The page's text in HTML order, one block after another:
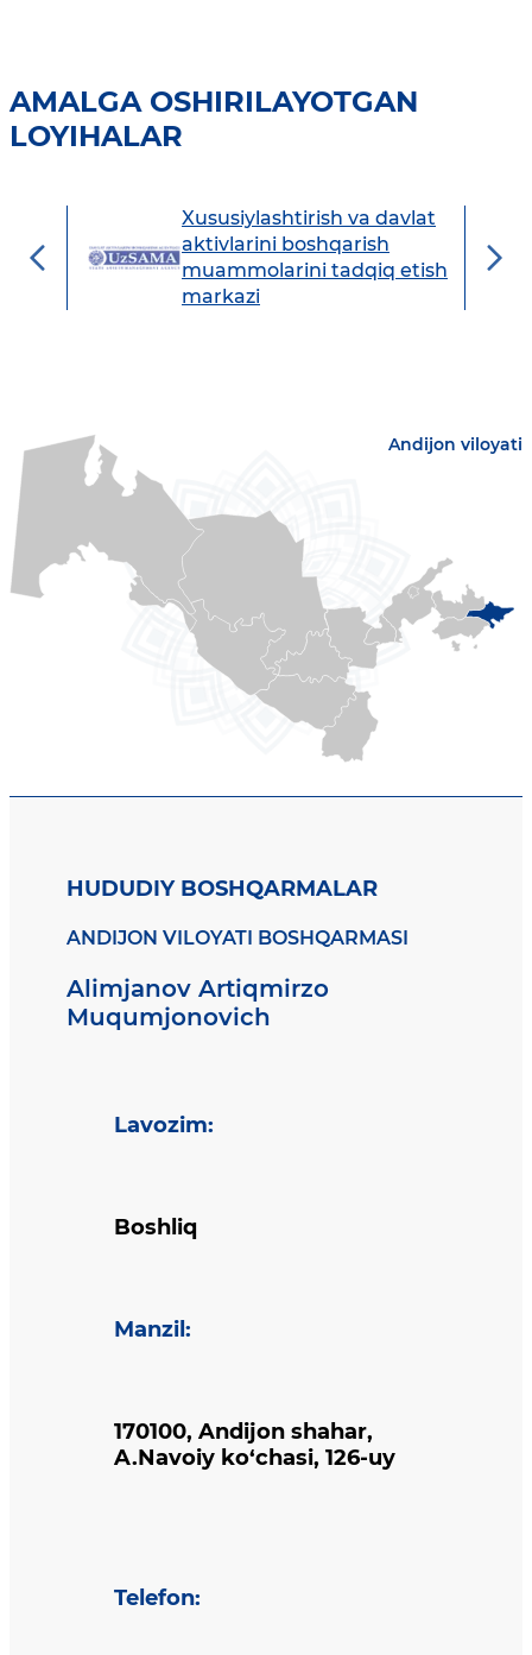
AMALGA OSHIRILAYOTGAN
LOYIHALAR
Xususiylashtirish va davlat
aktivlarini boshqarish
muammolarini tadqiq etish
markazi
Andijon viloyati
HUDUDIY BOSHQARMALAR
ANDIJON VILOYATI BOSHQARMASI
Alimjanov Artiqmirzo
Muqumjonovich
Lavozim:
Boshliq
Manzil :
170100, Andijon shahar,
A.Navoiy ko‘chasi, 126-uy
Telefon: